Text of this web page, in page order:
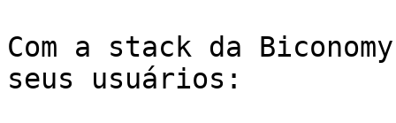
Com a stack da
seus usuários: